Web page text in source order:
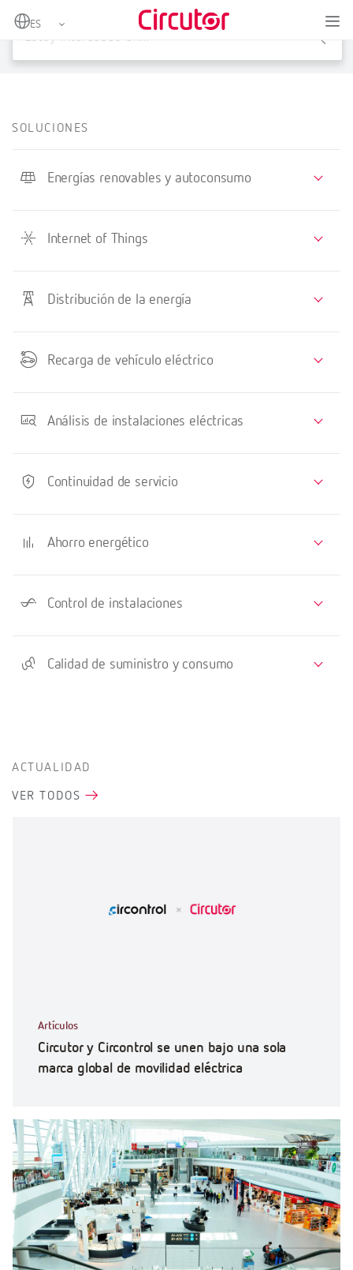
SOLUCIONES
Energías renovables y autoconsumo
Internet of Things
Distribución de la energía
Recarga de vehículo eléctrico
Análisis de instalaciones eléctricas
Continuidad de servicio
Ahorro energético
Control de instalaciones
Calidad de suministro y consumo
ACTUALIDAD
VER TODOS
Artículos
Circutor y Circontrol se unen bajo una sola
marca global de movilidad eléctrica